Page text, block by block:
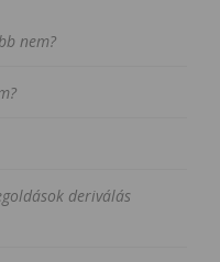
nem?
deriválás